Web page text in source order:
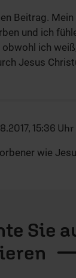
Beitrag.
und ich
obwohl ich
Jesus
15:36 Uhr
wie
Sie